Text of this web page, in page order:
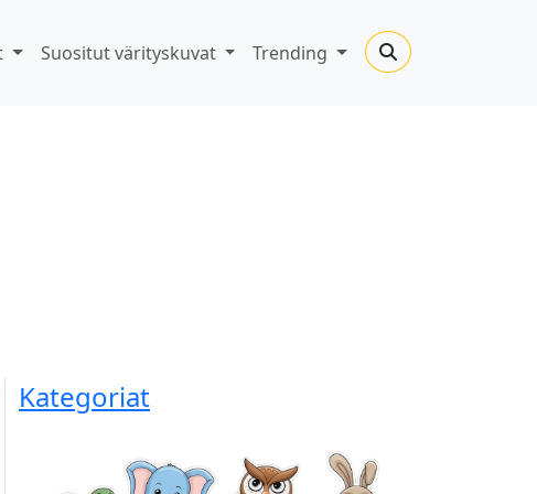
Suositut värityskuvat Trending
Kategoriat